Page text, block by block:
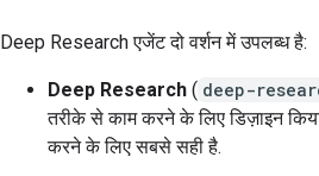
Deep Research एजेंट दो वर्शन में उपलब्ध है:
Deep Research ( deep-
तरीके से काम करने के लिए डिज़ाइन
करने के लिए सबसे सही है.